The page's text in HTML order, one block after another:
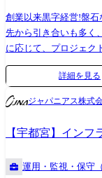
創業以来黒字経営!盤石
先から引き合いも多く、事
に応じて、プロジェク
●取引業界 製造メーカー、通信キャリア、金融、流通、官公庁 等 ●開
VC++、.NET、ASP、
DB:Oracle、MySQL、
等 ●プロジェクト例 ・システム要件定義・設計(上流)SE ・システム実
装・テスト(下流)PG ※ご志向・ご希望に応じて、プロジェクトを決定し
ます ※地元密着主義のため、地元の大手企業でのプロジェクトを前提と
しています。
詳細を見る
ジャパニアス株式
【宇都宮】イン
運用・監視・保守